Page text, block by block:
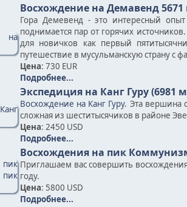
Восхождение на Демавенд
Гора Демевенд - это интересный
поднимается пар от горячих
для новичков как первый
путешествие в мусульманскую страну с
Цена: 730 EUR
Подробнее...
Экспедиция на Канг Гуру (6981
Восхождение на Канг Гуру. Эта вершина
сложная из шеститысячиков в районе
Цена: 2450 USD
Подробнее...
Восхождения на пик
Приглашаем вас совершить
году.
Цена: 5800 USD
Подробнее...